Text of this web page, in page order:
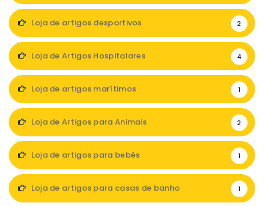
Loja de artigos desportivos 2
Loja de Artigos Hospitalares 4
Loja de artigos marítimos 1
Loja de Artigos para Animais 2
Loja de artigos para bebés 1
Loja de artigos para casas de banho 1